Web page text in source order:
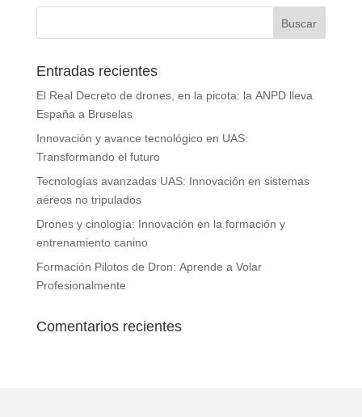
Entradas recientes
El Real Decreto de drones, en la picota: la ANPD lleva
España a Bruselas
Innovación y avance tecnológico en UAS:
Transformando el futuro
Tecnologías avanzadas UAS: Innovación en sistemas
aéreos no tripulados
Drones y cinología: Innovación en la formación y
entrenamiento canino
Formación Pilotos de Dron: Aprende a Volar
Profesionalmente
Comentarios recientes